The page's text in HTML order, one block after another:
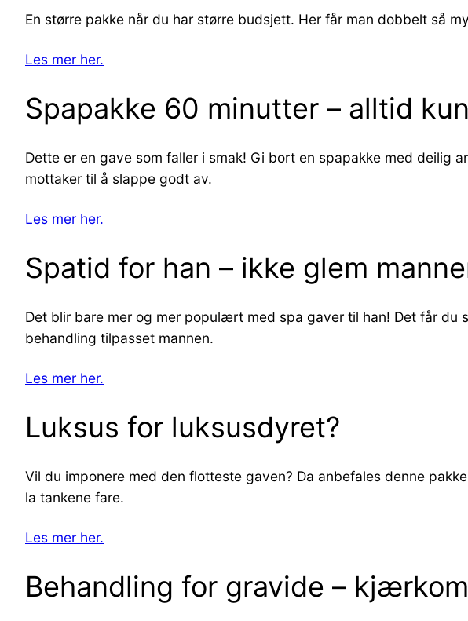
En større pakke når du har større budsjett. Her får man dobbelt så
Les mer her.
Spapakke 60 minutter – alltid
Dette er en gave som faller i smak! Gi bort en spapakke med deilig
mottaker til å slappe godt av.
Les mer her.
Spatid for han – ikke glem
Det blir bare mer og mer populært med spa gaver til han! Det får du
behandling tilpasset mannen.
Les mer her.
Luksus for luksusdyret?
Vil du imponere med den flotteste gaven? Da anbefales denne
la tankene fare.
Les mer her.
Behandling for gravide –